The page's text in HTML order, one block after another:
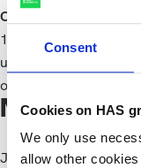
Consent
Cookies on HAS
We only use
allow other
Overige leermiddelen
1 augustus werken
uitleg over de
opleiding.
Je laptop moet